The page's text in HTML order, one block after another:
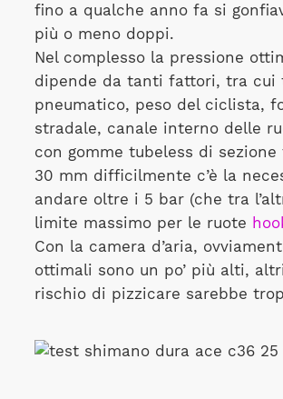
fino a qualche anno fa si
più o meno doppi.
Nel complesso la pressione
dipende da tanti fattori, tra cui
pneumatico, peso del ciclista,
stradale, canale interno delle
con gomme tubeless di
30 mm difficilmente c’è la
andare oltre i 5 bar (che tra
limite massimo per le ruote
Con la camera d’aria,
ottimali sono un po’ più alti,
rischio di pizzicare sarebbe